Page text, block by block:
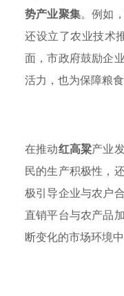
势产业聚集。例如
还设立了农业技术
面，市政府鼓励企
活力，也为保障粮
在推动红高粱产业
民的生产积极性，
极引导企业与农户
直销平台与农产品
断变化的市场环境